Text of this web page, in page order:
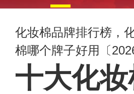
化妆棉品牌排行榜，
棉哪个牌子好用〔
十大化